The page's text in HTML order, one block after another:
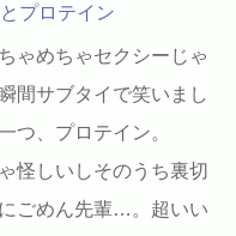
プロテイン
ゃめちゃセクシーじゃ
間サブタイで笑いまし
つ、プロテイン。
怪しいしそのうち裏切
ごめん先輩…。超いい